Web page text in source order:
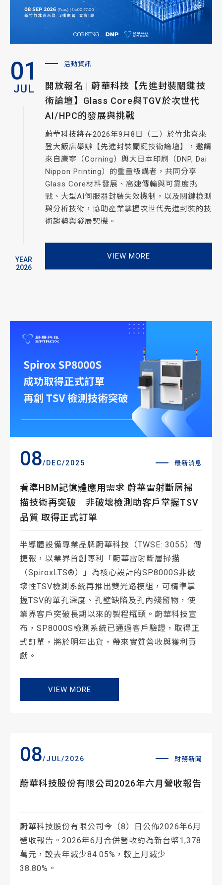
01
JUL
YEAR
2026
活動資訊
開放報名 | 蔚華科技【先進封裝關鍵技
術論壇】Glass Core與TGV於次世代
AI/HPC的發展與挑戰
蔚華科技將在2026年9月8日（二）於竹北喜來
登大飯店舉辦【先進封裝關鍵技術論壇】，邀請
來自康寧（Corning）與大日本印刷（DNP, Dai
Nippon Printing）的重量級講者，共同分享
Glass Core材料發展、高速傳輸與可靠度挑
戰、大型AI伺服器封裝失效機制，以及關鍵檢測
與分析技術，協助產業掌握次世代先進封裝的技
術趨勢與發展契機。
VIEW MORE
08/DEC/2025 最新消息
看準HBM記憶體應用需求 蔚華雷射斷層掃
描技術再突破 非破壞檢測助客戶掌握TSV
品質 取得正式訂單
半導體設備專業品牌蔚華科技（TWSE: 3055）傳
捷報，以業界首創專利「蔚華雷射斷層掃描
（SpiroxLTS®）」為核心設計的SP8000S非破
壞性TSV檢測系統再推出雙光路模組，可精準掌
握TSV的單孔深度、孔壁缺陷及孔內殘留物，使
業界客戶突破長期以來的製程瓶頸。蔚華科技宣
布，SP8000S檢測系統已通過客戶驗證，取得正
式訂單，將於明年出貨，帶來實質營收與獲利貢
獻。
VIEW MORE
08/JUL/2026 財務新聞
蔚華科技股份有限公司2026年六月營收報告
蔚華科技股份有限公司今（8）日公佈2026年6月
營收報告。2026年6月合併營收約為新台幣1,378
萬元，較去年減少84.05%，較上月減少
38.80%。